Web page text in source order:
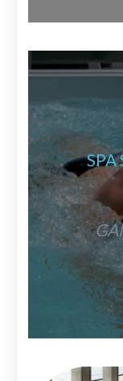
SPA